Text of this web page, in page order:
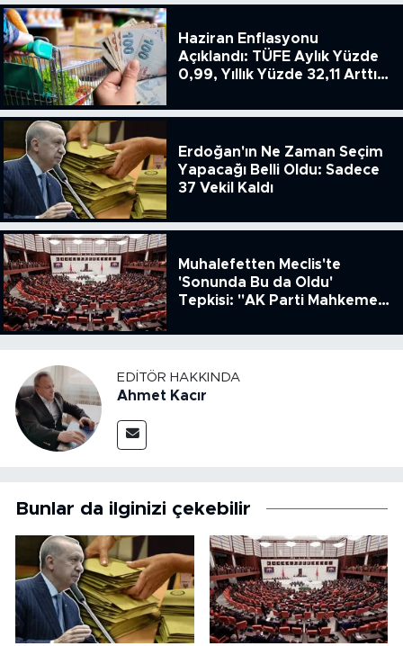
Haziran Enflasyonu
Açıklandı: TÜFE Aylık Yüzde
0,99, Yıllık Yüzde 32,11 Arttı,
51.49
Erdoğan'ın Ne Zaman Seçim
Yapacağı Belli Oldu: Sadece
37 Vekil Kaldı
Muhalefetten Meclis'te
'Sonunda Bu da Oldu'
Tepkisi: "AK Parti Mahkeme
Kanun Çıkardı"
EDITÖR HAKKINDA
Ahmet Kacır
Bunlar da ilginizi çekebilir